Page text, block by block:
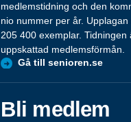
medlemstidning och den
nio nummer per år.
205 400 exemplar. Tidningen
uppskattad medlemsförmån.
Gå till senioren.se
Bli medlem